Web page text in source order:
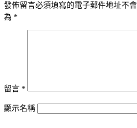
發佈留言必須填寫的電子郵件地址不會
為 *
留言 *
顯示名稱